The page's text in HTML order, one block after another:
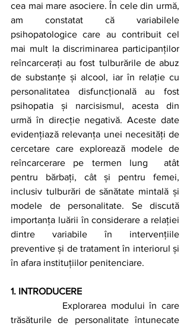
cea mai mare asociere. În cele din urmă,
am constatat că variabilele
psihopatologice care au contribuit cel
mai mult la discriminarea participanților
reîncarcerați au fost tulburările de abuz
de substanțe și alcool, iar în relație cu
personalitatea disfuncțională au fost
psihopatia și narcisismul, acesta din
urmă în direcție negativă. Aceste date
evidențiază relevanța unei necesități de
cercetare care explorează modele de
reîncarcerare pe termen lung  atât
pentru bărbați, cât și pentru femei,
inclusiv tulburări de sănătate mintală și
modele de personalitate. Se discută
importanța luării în considerare a relației
dintre variabile în intervențiile
preventive și de tratament în interiorul și
în afara instituțiilor penitenciare.
1. INTRODUCERE
trăsăturile de personalitate întunecate